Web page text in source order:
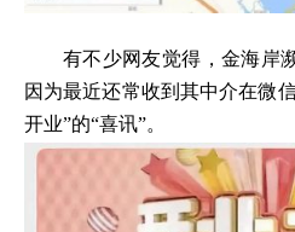
有不少网友觉得，金海岸
因为最近还常收到其中介在微
开业”的“喜讯”。